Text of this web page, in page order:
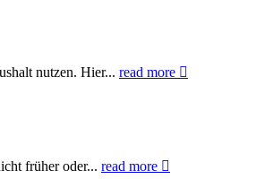
nutzen. Hier... read more
früher oder... read more